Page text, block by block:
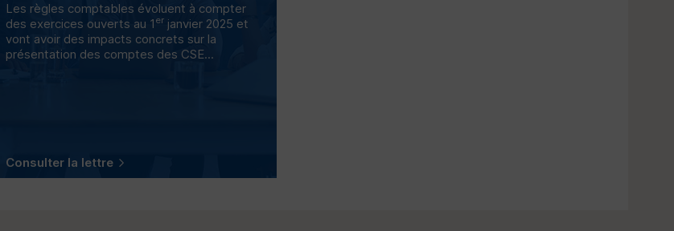
Les règles comptables évoluent à compter
des exercices ouverts au 1 er janvier 2025 et
vont avoir des impacts concrets sur la
présentation des comptes des CSE...
Consulter la lettre